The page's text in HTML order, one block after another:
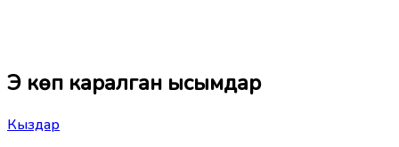
Эң көп каралган ысымдар
Кыздар